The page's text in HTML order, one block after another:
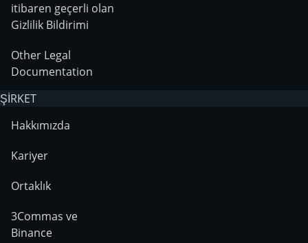
itibaren geçerli olan
Gizlilik Bildirimi
Other Legal
Documentation
ŞİRKET
Hakkımızda
Kariyer
Ortaklık
3Commas ve
Binance